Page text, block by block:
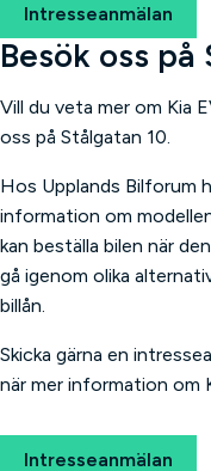
Intresseanmälan
Besök oss
Vill du veta mer om Kia
oss på Stålgatan 10.
Hos Upplands Bilforum
information om
kan beställa bilen när
gå igenom olika
billån.
Skicka gärna en
när mer information om
Intresseanmälan